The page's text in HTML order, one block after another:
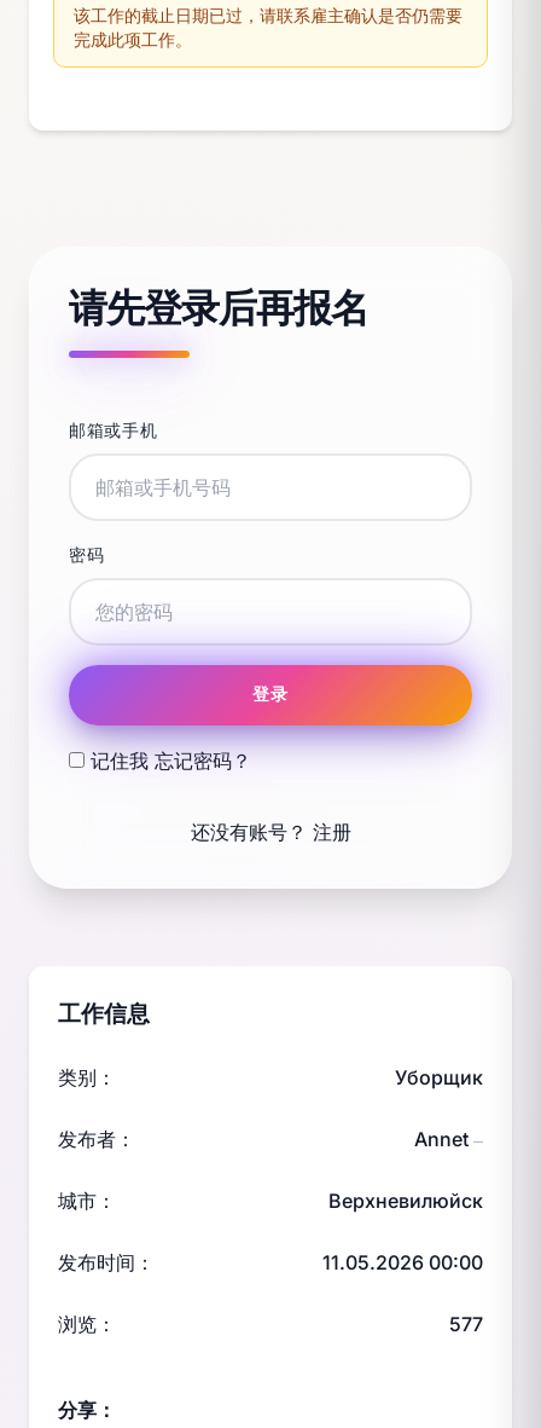
该工作的截止日期已过，请联系雇主确认是否仍需要
完成此项工作。
请先登录后再报名
邮箱或手机
密码
登录
记住我 忘记密码？
还没有账号？ 注册
工作信息
类别： Уборщик
发布者： Annet —
城市： Верхневилюйск
发布时间： 11.05.2026 00:00
浏览： 577
分享：